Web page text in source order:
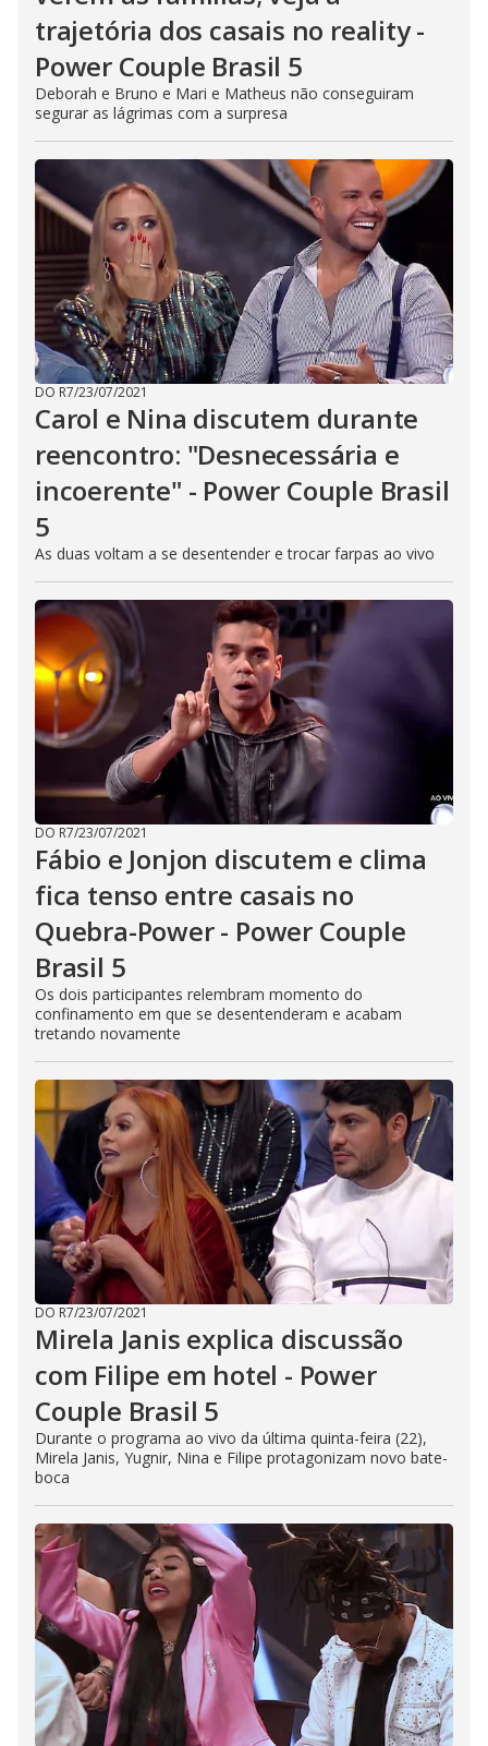
trajetória dos casais no reality -
Power Couple Brasil 5
Deborah e Bruno e Mari e Matheus não conseguiram
segurar as lágrimas com a surpresa
DO R7/23/07/2021
Carol e Nina discutem durante
reencontro: "Desnecessária e
incoerente" - Power Couple Brasil
5
As duas voltam a se desentender e trocar farpas ao vivo
DO R7/23/07/2021
Fábio e Jonjon discutem e clima
fica tenso entre casais no
Quebra-Power - Power Couple
Brasil 5
Os dois participantes relembram momento do
confinamento em que se desentenderam e acabam
tretando novamente
DO R7/23/07/2021
Mirela Janis explica discussão
com Filipe em hotel - Power
Couple Brasil 5
Durante o programa ao vivo da última quinta-feira (22),
Mirela Janis, Yugnir, Nina e Filipe protagonizam novo bate-
boca